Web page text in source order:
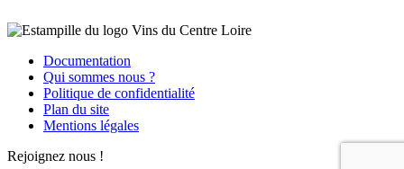
Documentation
Qui sommes nous ?
Politique de confidentialité
Plan du site
Mentions légales
Rejoignez nous !